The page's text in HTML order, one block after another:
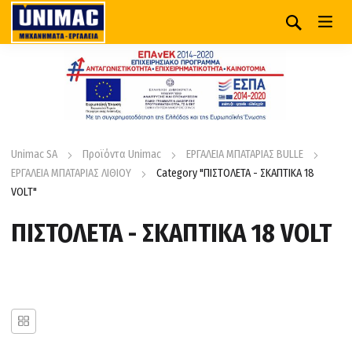
Unimac SA Προϊόντα Unimac
ΕΡΓΑΛΕΙΑ ΜΠΑΤΑΡΙΑΣ BULLE
ΕΡΓΑΛΕΙΑ ΜΠΑΤΑΡΙΑΣ ΛΙΘΙΟΥ
Category "ΠΙΣΤΟΛΕΤΑ - ΣΚΑΠΤΙΚΑ 18
VOLT"
ΠΙΣΤΟΛΕΤΑ - ΣΚΑΠΤΙΚΑ 18 VOLT